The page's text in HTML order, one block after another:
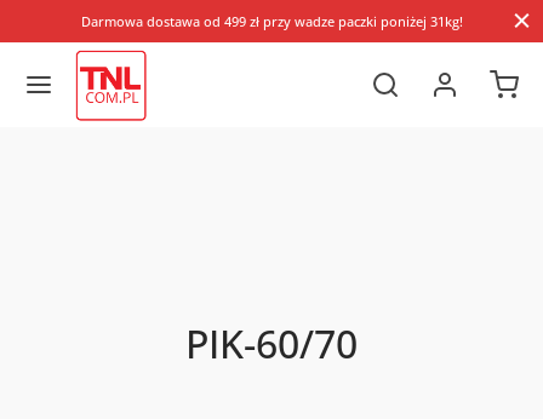
Darmowa dostawa od 499 zł przy wadze paczki poniżej 31kg!
PIK-60/70